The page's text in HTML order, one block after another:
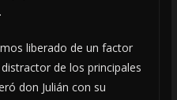
liberado de un factor
de los principales
don Julián con su